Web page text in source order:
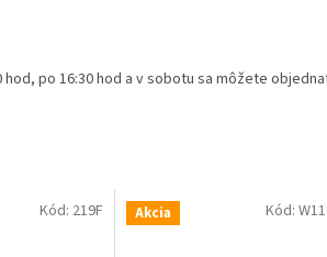
po 16:30 hod a v sobotu sa môžete
Kód: 219F Akcia Kód: